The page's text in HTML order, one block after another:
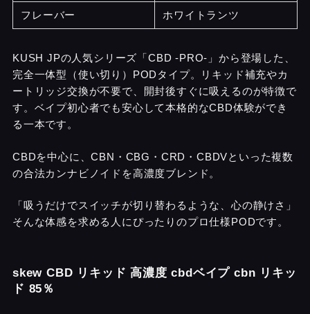
フレーバー ホワイトランツ
KUSH JPの人気シリーズ「CBD -PRO-」から登場した、
完全一体型（使い切り）PODタイプ。リキッド補充やカ
ートリッジ交換が不要で、開封後すぐに吸えるのが特徴で
す。ベイプ初心者でも安心して本格的なCBD体験ができ
る一本です。
CBDを中心に、CBN・CBG・CRD・CBDVといった複数
の合法カンナビノイドを高濃度ブレンド。
「吸うだけでスイッチが切り替わるような、心の静けさ」
そんな体感を求める人にぴったりのプロ仕様PODです。
skew CBD リキッド 高濃度 cbdベイプ cbn リキッ
ド 85％